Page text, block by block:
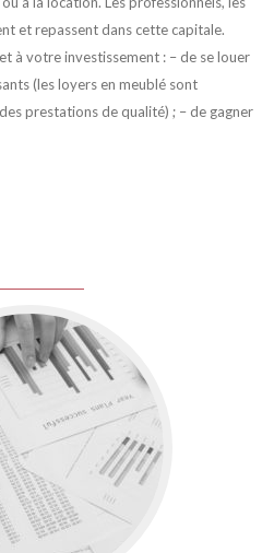
et repassent dans cette capitale.
à votre investissement : – de se louer
(les loyers en meublé sont
prestations de qualité) ; – de gagner